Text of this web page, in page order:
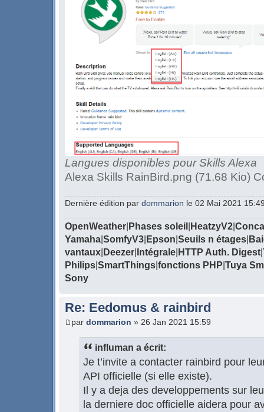
Langues disponibles pour Skills Alexa
Alexa Skills RainBird.png (71.68 Kio)
Dernière édition par dommarion le 02 Mai 2021
OpenWeather Phases soleil HeatzyV2
Yamaha SomfyV3 Epson Seuils n étages
vantaux Deezer Intégrale HTTP Auth. Digest
Philips SmartThings fonctions PHP Tuya
Sony
Re: Eedomus & rainbird
par dommarion » 26 Jan 2021 15:59
influman a écrit:
Je t’invite a contacter rainbird pour
API officielle (si elle existe).
Il y a deja des developpements sur
la derniere doc officielle aidera pour